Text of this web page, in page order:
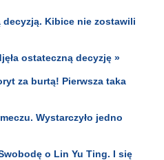
decyzją. Kibice nie zostawili
ostateczną decyzję »
za burtą! Pierwsza taka
Wystarczyło jedno
o Lin Yu Ting. I się